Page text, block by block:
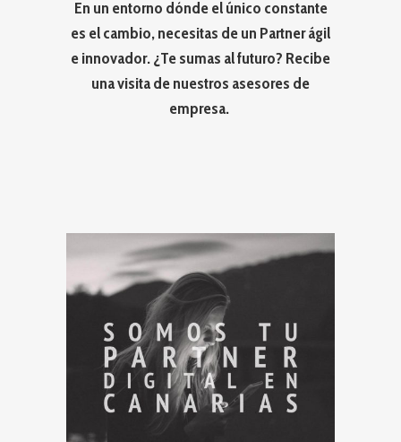
En un entorno dónde el único constante
es el cambio, necesitas de un Partner ágil
e innovador. ¿Te sumas al futuro? Recibe
una visita de nuestros asesores de
empresa.